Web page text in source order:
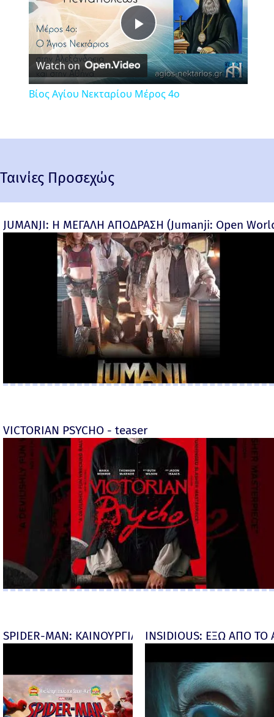
Play
Video
Watch on
Βίος Αγίου Νεκταρίου Μέρος 4ο
Ταινίες Προσεχώς
JUMANJI: Η ΜΕΓΑΛΗ ΑΠΟΔΡΑΣΗ (Jumanji: Open
VICTORIAN PSYCHO - teaser
SPIDER-MAN: ΚΑΙΝΟΥΡΓΙΑ ΜΕΡΑ (Spider-Man:
INSIDIOUS: ΕΞΩ ΑΠΟ